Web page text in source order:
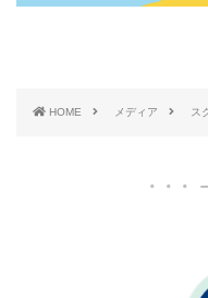
HOME メディア ス